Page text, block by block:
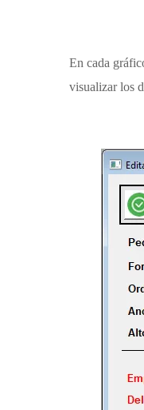
En cada
visualizar los